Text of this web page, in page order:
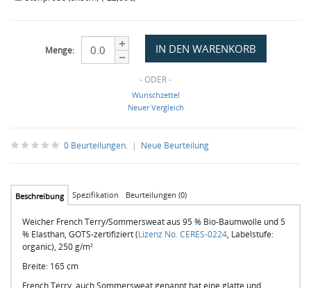
Menge:
- ODER -
Wunschzettel
Neuer Vergleich
0 Beurteilungen. | Neue Beurteilung
Beschreibung Spezifikation Beurteilungen (0)
Weicher French Terry/Sommersweat aus 95 % Bio-Baumwolle und 5
% Elasthan, GOTS-zertifiziert (Lizenz No. CERES-0224, Labelstufe:
organic), 250 g/m²
Breite: 165 cm
French Terry, auch Sommersweat genannt hat eine glatte und